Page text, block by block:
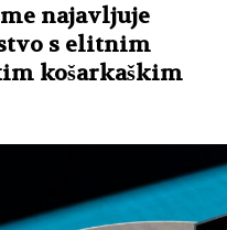
najavljuje
s elitnim
košarkaškim